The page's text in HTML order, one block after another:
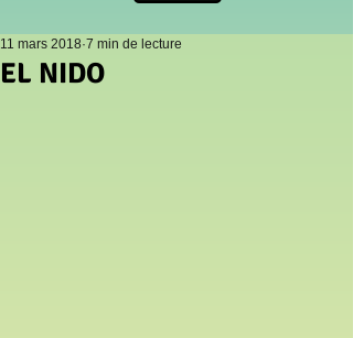
EL NIDO
11 mars 2018 7 min de lecture